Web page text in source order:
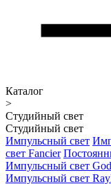
Каталог
>
Студийный свет
Студийный свет
Импульсный свет
свет Fancier
Импульсный свет
Импульсный свет